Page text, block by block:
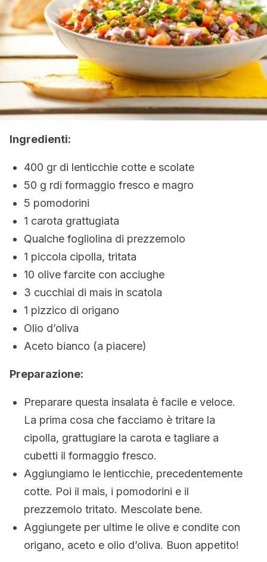
Ingredienti:
400 gr di lenticchie cotte e scolate
50 g rdi formaggio fresco e magro
5 pomodorini
1 carota grattugiata
Qualche fogliolina di prezzemolo
1 piccola cipolla, tritata
10 olive farcite con acciughe
3 cucchiai di mais in scatola
1 pizzico di origano
Olio d’oliva
Aceto bianco (a piacere)
Preparazione:
Preparare questa insalata è facile e veloce.
La prima cosa che facciamo è tritare la
cipolla, grattugiare la carota e tagliare a
cubetti il formaggio fresco.
Aggiungiamo le lenticchie, precedentemente
cotte. Poi il mais, i pomodorini e il
prezzemolo tritato. Mescolate bene.
Aggiungete per ultime le olive e condite con
origano, aceto e olio d’oliva. Buon appetito!